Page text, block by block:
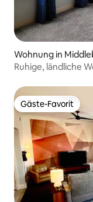
Wohnung in
Ruhige, ländliche
Gäste-Favorit
Gäste-Favorit